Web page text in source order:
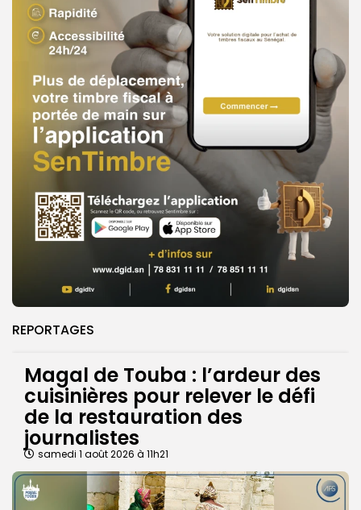
REPORTAGES
Magal de Touba : l’ardeur des
cuisinières pour relever le défi
de la restauration des
journalistes
samedi 1 août 2026 à 11h21